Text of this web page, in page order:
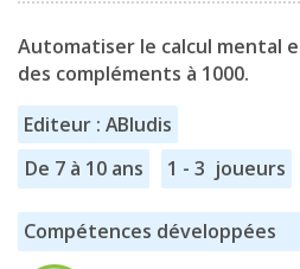
Automatiser le calcul mental
des compléments à 1000.
Editeur : ABludis
De 7 à 10 ans
1 - 3 joueurs
Compétences développées